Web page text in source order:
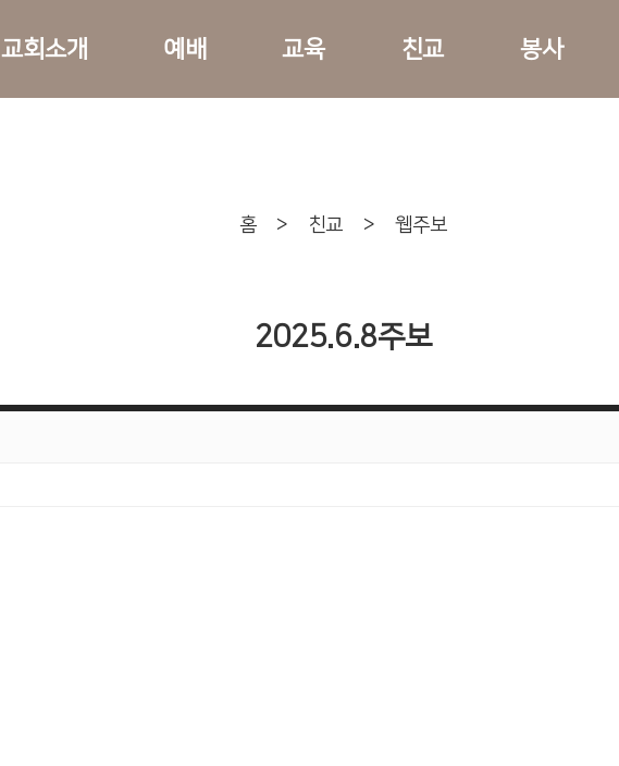
교회소개 예배 교육 친교 봉사
홈 > 친교 > 웹주보
2025.6.8주보